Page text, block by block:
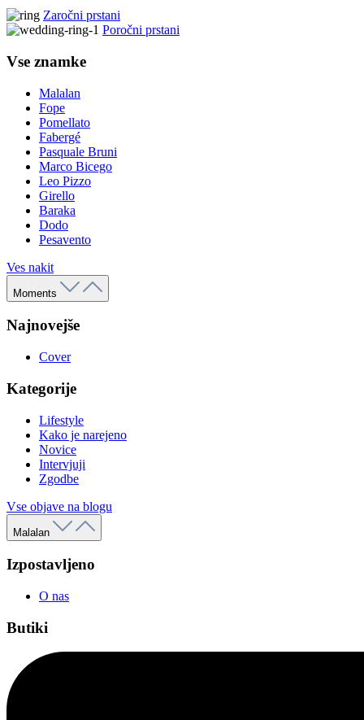
Zaročni prstani
Poročni prstani
Vse znamke
Malalan
Fope
Pomellato
Fabergé
Pasquale Bruni
Marco Bicego
Leo Pizzo
Girello
Baraka
Dodo
Pesavento
Ves nakit
Moments
Najnovejše
Cover
Kategorije
Lifestyle
Kako je narejeno
Novice
Intervjuji
Zgodbe
Vse objave na blogu
Malalan
Izpostavljeno
O nas
Butiki